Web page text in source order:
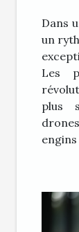
Dans
un
Les
plus